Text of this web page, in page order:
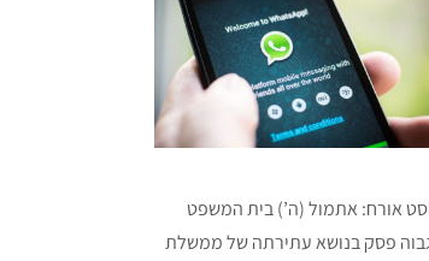
אורח: אתמול (ה’) בית המשפט
פסק בנושא עתירתה של ממשלת